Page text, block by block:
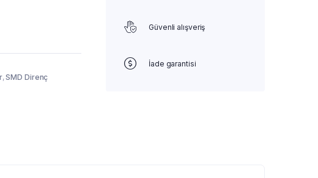
,SMD Direnç
Güvenli alışveriş
İade garantisi